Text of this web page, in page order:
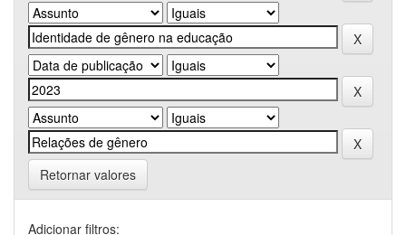
Retornar valores
Adicionar filtros: